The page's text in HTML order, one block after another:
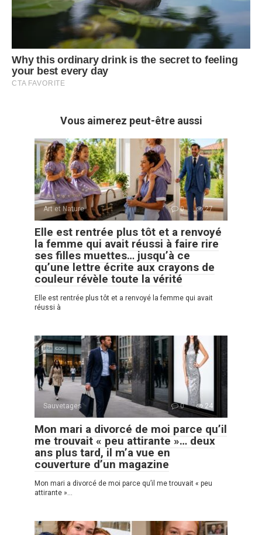
Vous aimerez peut-être aussi
Art et Nature 0 27
Elle est rentrée plus tôt et a renvoyé
la femme qui avait réussi à faire rire
ses filles muettes… jusqu’à ce
qu’une lettre écrite aux crayons de
couleur révèle toute la vérité
Elle est rentrée plus tôt et a renvoyé la femme qui avait
réussi à
Sauvetages 0 24
Mon mari a divorcé de moi parce qu’il
me trouvait « peu attirante »… deux
ans plus tard, il m’a vue en
couverture d’un magazine
Mon mari a divorcé de moi parce qu’il me trouvait « peu
attirante »…